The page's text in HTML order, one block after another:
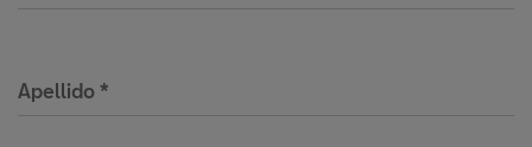
Apellido *